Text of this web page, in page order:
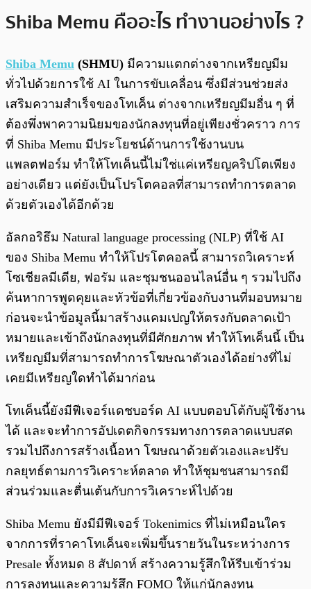
Shiba Memu คืออะไร ทำงานอย่างไร ?
Shiba Memu (SHMU) มีความแตกต่างจากเหรียญมีม
ทั่วไปด้วยการใช้ AI ในการขับเคลื่อน ซึ่งมีส่วนช่วยส่ง
เสริมความสำเร็จของโทเค็น ต่างจากเหรียญมีมอื่น ๆ ที่
ต้องพึ่งพาความนิยมของนักลงทุนที่อยู่เพียงชั่วคราว การ
ที่ Shiba Memu มีประโยชน์ด้านการใช้งานบน
แพลตฟอร์ม ทำให้โทเค็นนี้ไม่ใช่แค่เหรียญคริปโตเพียง
อย่างเดียว แต่ยังเป็นโปรโตคอลที่สามารถทำการตลาด
ด้วยตัวเองได้อีกด้วย
อัลกอริธึม Natural language processing (NLP) ที่ใช้ AI
ของ Shiba Memu ทำให้โปรโตคอลนี้ สามารถวิเคราะห์
โซเชียลมีเดีย, ฟอรัม และชุมชนออนไลน์อื่น ๆ รวมไปถึง
ค้นหาการพูดคุยและหัวข้อที่เกี่ยวข้องกับงานที่มอบหมาย
ก่อนจะนำข้อมูลนี้มาสร้างแคมเปญให้ตรงกับตลาดเป้า
หมายและเข้าถึงนักลงทุนที่มีศักยภาพ ทำให้โทเค็นนี้ เป็น
เหรียญมีมที่สามารถทำการโฆษณาตัวเองได้อย่างที่ไม่
เคยมีเหรียญใดทำได้มาก่อน
โทเค็นนี้ยังมีฟีเจอร์แดชบอร์ด AI แบบตอบโต้กับผู้ใช้งาน
ได้ และจะทำการอัปเดตกิจกรรมทางการตลาดแบบสด
รวมไปถึงการสร้างเนื้อหา โฆษณาด้วยตัวเองและปรับ
กลยุทธ์ตามการวิเคราะห์ตลาด ทำให้ชุมชนสามารถมี
ส่วนร่วมและตื่นเต้นกับการวิเคราะห์ไปด้วย
Shiba Memu ยังมีมีฟีเจอร์ Tokenimics ที่ไม่เหมือนใคร
จากการที่ราคาโทเค็นจะเพิ่มขึ้นรายวันในระหว่างการ
Presale ทั้งหมด 8 สัปดาห์ สร้างความรู้สึกให้รีบเข้าร่วม
การลงทุนและความรู้สึก FOMO ให้แก่นักลงทุน